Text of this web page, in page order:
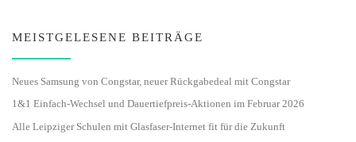
MEISTGELESENE BEITRÄGE
Neues Samsung von Congstar, neuer Rückgabedeal mit Congstar
1&1 Einfach-Wechsel und Dauertiefpreis-Aktionen im Februar 2026
Alle Leipziger Schulen mit Glasfaser-Internet fit für die Zukunft